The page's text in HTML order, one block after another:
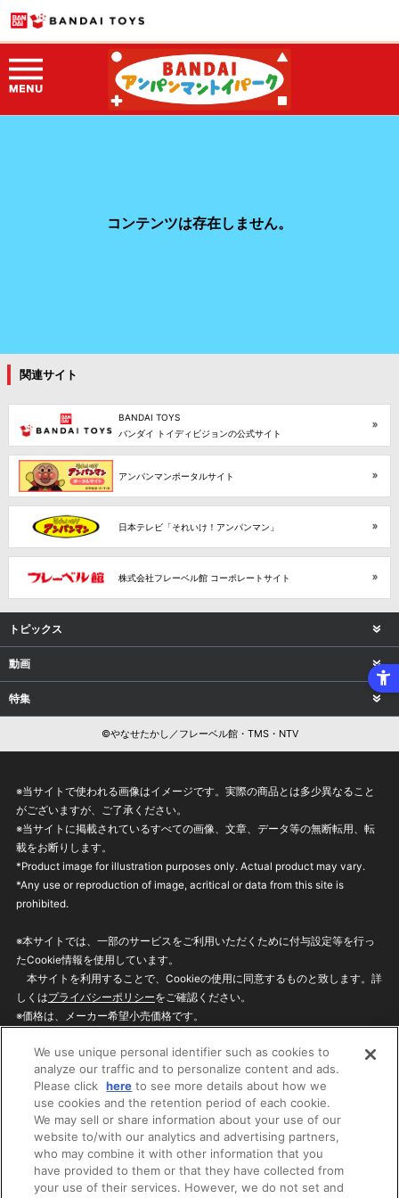
コンテンツは存在しません。
関連サイト
BANDAI TOYS
バンダイ トイディビジョンの公式サイト
アンパンマンポータルサイト
日本テレビ「それいけ！アンパンマン」
株式会社フレーベル館 コーポレートサイト
トピックス
動画
特集
©やなせたかし／フレーベル館・TMS・NTV
※当サイトで使われる画像はイメージです。実際の商品とは多少異なること
がございますが、ご了承ください。
※当サイトに掲載されているすべての画像、文章、データ等の無断転用、転
載をお断りします。
*Product image for illustration purposes only. Actual product may vary.
*Any use or reproduction of image, acritical or data from this site is
prohibited.
※本サイトでは、一部のサービスをご利用いただくために付与設定等を行っ
たCookie情報を使用しています。
本サイトを利用することで、Cookieの使用に同意するものと致します。詳
しくはプライバシーポリシーをご確認ください。
※価格は、メーカー希望小売価格です。
ざいますのでご了承ください。
privacypolicy
Do Not Sell or Share My
Personal Information
ウェブサイトご利用条件
ソーシャルメディアポリシー
個人情報保護方針
お問い合わせ
We use unique personal identifier such as cookies to
analyze our traffic and to personalize content and ads.
Please click here to see more details about how we
use cookies and the retention period of each cookie.
We may sell or share information about your use of our
website to/with our analytics and advertising partners,
who may combine it with other information that you
have provided to them or that they have collected from
your use of their services. However, we do not set and